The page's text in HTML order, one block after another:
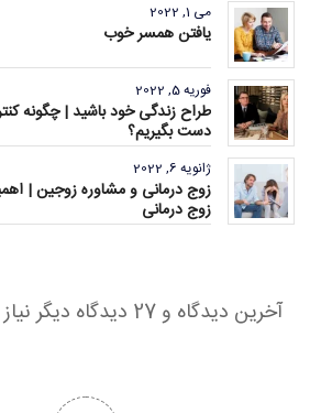
می 1, 2022
یافتن همسر خوب
فوریه 5, 2022
طراح زندگی خود باشید | چگونه
دست بگیریم؟
ژانویه 6, 2022
زوج درمانی و مشاوره زوجین |
زوج درمانی
آخرین دیدگاه و 27 دیدگاه دیگر نیاز به تایید دارند.